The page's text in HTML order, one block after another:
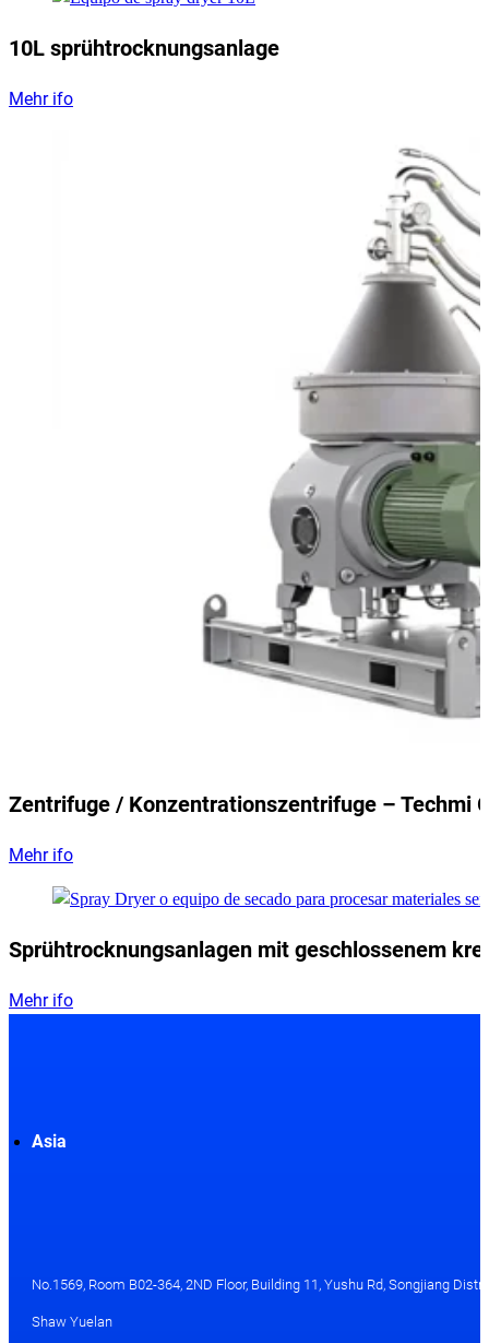
10L sprühtrocknungsanlage
Mehr ifo
Zentrifuge / Konzentrationszentrifuge – Techmi
Mehr ifo
Sprühtrocknungsanlagen mit geschlossenem
Mehr ifo
Asia
No.1569, Room B02-364, 2ND Floor, Building 11, Yushu Rd, Songjiang
Shaw Yuelan